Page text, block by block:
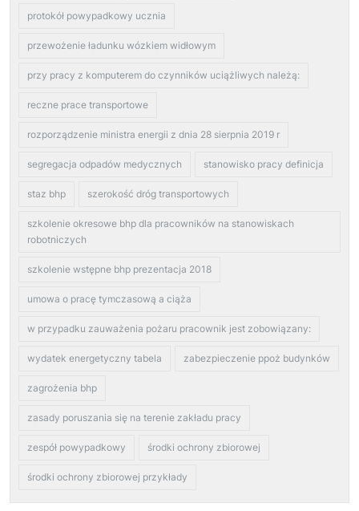
protokół powypadkowy ucznia
przewożenie ładunku wózkiem widłowym
przy pracy z komputerem do czynników uciążliwych należą:
reczne prace transportowe
rozporządzenie ministra energii z dnia 28 sierpnia 2019 r
segregacja odpadów medycznych stanowisko pracy definicja
staz bhp szerokość dróg transportowych
szkolenie okresowe bhp dla pracowników na stanowiskach
robotniczych
szkolenie wstępne bhp prezentacja 2018
umowa o pracę tymczasową a ciąża
w przypadku zauważenia pożaru pracownik jest zobowiązany:
wydatek energetyczny tabela zabezpieczenie ppoż budynków
zagrożenia bhp
zasady poruszania się na terenie zakładu pracy
zespół powypadkowy środki ochrony zbiorowej
środki ochrony zbiorowej przykłady